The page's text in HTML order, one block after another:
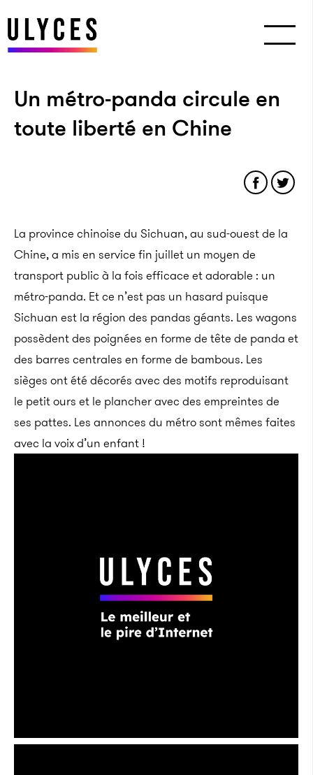
Un métro-panda circule en
toute liberté en Chine
La province chinoise du Sichuan, au sud-ouest de la
Chine, a mis en service fin juillet un moyen de
transport public à la fois efficace et adorable : un
métro-panda. Et ce n’est pas un hasard puisque
Sichuan est la région des pandas géants. Les wagons
possèdent des poignées en forme de tête de panda et
des barres centrales en forme de bambous. Les
sièges ont été décorés avec des motifs reproduisant
le petit ours et le plancher avec des empreintes de
ses pattes. Les annonces du métro sont mêmes faites
avec la voix d’un enfant !